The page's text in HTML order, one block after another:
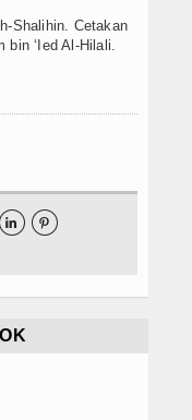
Shalihin. Cetakan
bin ‘Ied Al-Hilali.
 